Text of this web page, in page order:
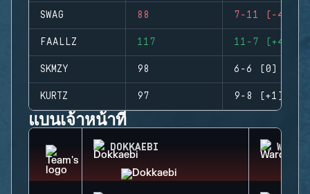
SWAG 88 7-11 (-4)
FAALLZ 117 11-7 (+4)
SKMZY 98 6-6 (0)
KURTZ 97 9-8 (+1)
แบนเจ้าหน้าที่
DOKKAEBI